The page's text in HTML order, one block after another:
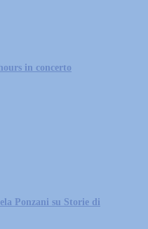
in concerto
Ponzani su Storie di